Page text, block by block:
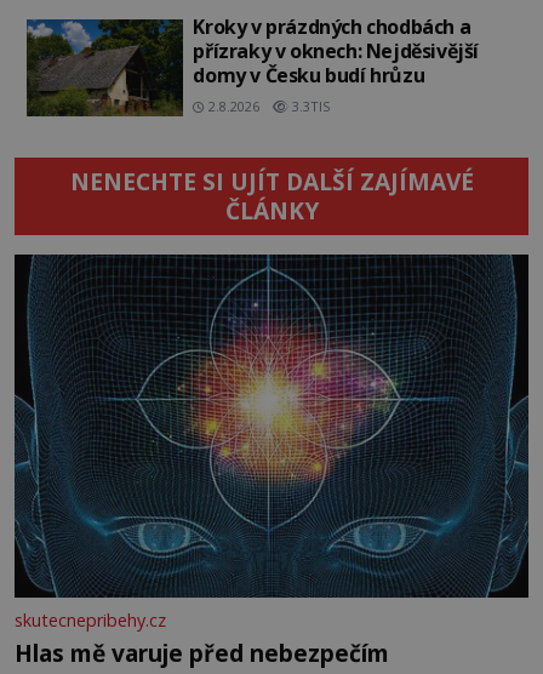
Kroky v prázdných chodbách a
přízraky v oknech: Nejděsivější
domy v Česku budí hrůzu
2.8.2026 3.3TIS
NENECHTE SI UJÍT DALŠÍ ZAJÍMAVÉ
ČLÁNKY
skutecnepribehy.cz
Hlas mě varuje před nebezpečím